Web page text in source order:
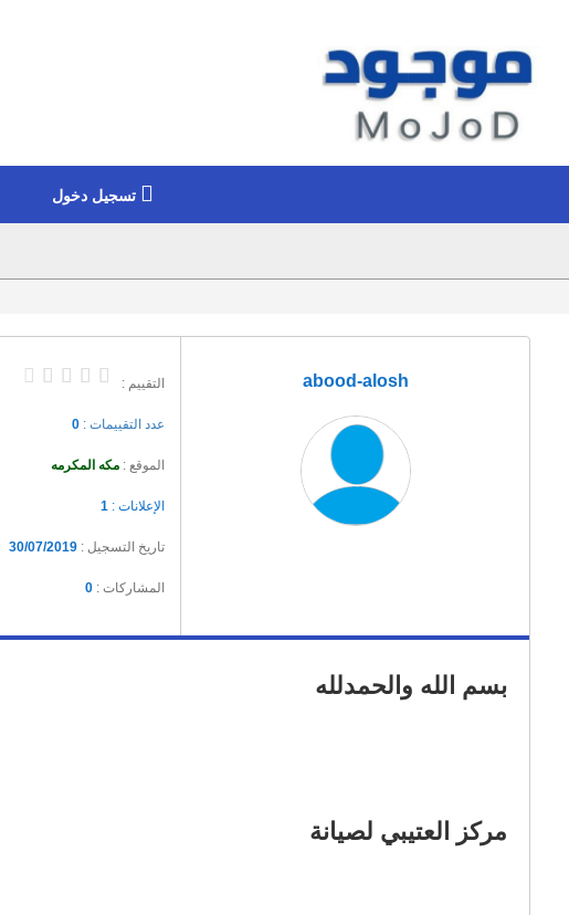
تسجيل دخول
abood-alosh التقييم :
عدد التقييمات : 0
الموقع : مكه المكرمه
الإعلانات : 1
تاريخ التسجيل : 30/07/2019
المشاركات : 0